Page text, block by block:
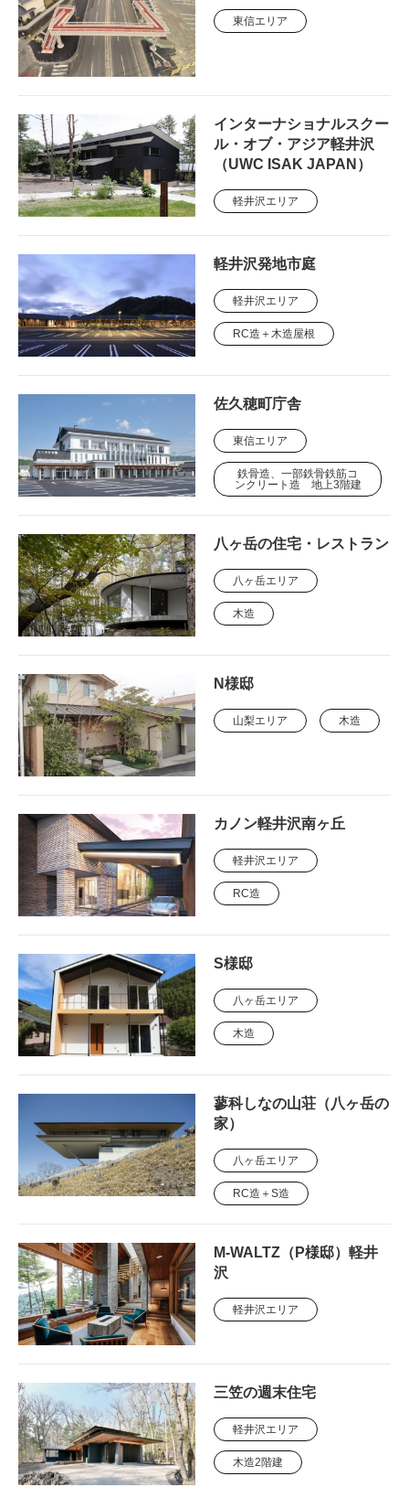
東信エリア
インターナショナルスクー
ル・オブ・アジア軽井沢
（UWC ISAK JAPAN）
軽井沢エリア
軽井沢発地市庭
軽井沢エリア
RC造＋木造屋根
佐久穂町庁舎
東信エリア
鉄骨造、一部鉄骨鉄筋コ
ンクリート造 地上3階建
八ヶ岳の住宅・レストラン
八ヶ岳エリア
木造
N様邸
山梨エリア 木造
カノン軽井沢南ヶ丘
軽井沢エリア
RC造
S様邸
八ヶ岳エリア
木造
蓼科しなの山荘（八ヶ岳の
家）
八ヶ岳エリア
RC造＋S造
M-WALTZ（P様邸）軽井
沢
軽井沢エリア
三笠の週末住宅
軽井沢エリア
木造2階建